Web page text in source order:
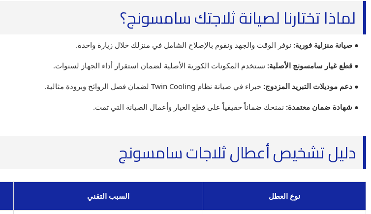
لماذا تختارنا لصيانة ثلاجتك سامسونج؟
● صيانة منزلية فورية: نوفر الوقت والجهد ونقوم بالإصلاح الشامل في منزلك خلال زيارة واحدة.
● قطع غيار سامسونج الأصلية: نستخدم المكونات الكورية الأصلية لضمان استقرار أداء الجهاز لسنوات.
● دعم موديلات التبريد المزدوج: خبراء في صيانة نظام Twin Cooling لضمان فصل الروائح وبرودة مثالية.
● شهادة ضمان معتمدة: نمنحك ضماناً حقيقياً على قطع الغيار وأعمال الصيانة التي تمت.
دليل تشخيص أعطال ثلاجات سامسونج
نوع العطل السبب التقني